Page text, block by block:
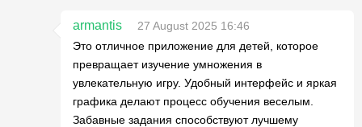
armantis
27 August 2025 16:46
Это отличное приложение для детей, которое
превращает изучение умножения в
увлекательную игру. Удобный интерфейс и яркая
графика делают процесс обучения веселым.
Забавные задания способствуют лучшему